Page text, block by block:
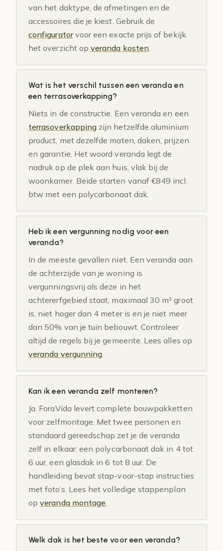
van het daktype, de afmetingen en de
accessoires die je kiest. Gebruik de
configuratorvoor een exacte prijs of bekijk
het overzicht opveranda kosten.
Wat is het verschil tussen een veranda en
een terrasoverkapping?
Niets in de constructie. Een veranda en een
terrasoverkapping zijn hetzelfde aluminium
product, met dezelfde maten, daken, prijzen
en garantie. Het woord veranda legt de
nadruk op de plek aan huis, vlak bij de
woonkamer. Beide starten vanaf €849 incl.
btw met een polycarbonaat dak.
Heb ik een vergunning nodig voor een
veranda?
In de meeste gevallen niet. Een veranda aan
de achterzijde van je woning is
vergunningsvrij als deze in het
achtererfgebied staat, maximaal 30 m² groot
is, niet hoger dan 4 meter is en je niet meer
dan 50% van je tuin bebouwt. Controleer
altijd de regels bij je gemeente. Lees alles op
veranda vergunning.
Kan ik een veranda zelf monteren?
Ja. ForaVida levert complete bouwpakketten
voor zelfmontage. Met twee personen en
standaard gereedschap zet je de veranda
zelf in elkaar: een polycarbonaat dak in 4 tot
6 uur, een glasdak in 6 tot 8 uur. De
handleiding bevat stap-voor-stap instructies
met foto’s. Lees het volledige stappenplan
opveranda montage.
Welk dak is het beste voor een veranda?